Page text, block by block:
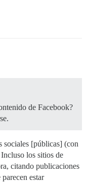
de Facebook?
sociales [públicas] (con
los sitios de
citando publicaciones
estar